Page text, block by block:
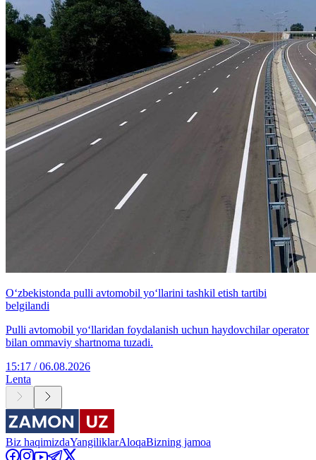
O‘zbekistonda pulli avtomobil yo‘llarini tashkil etish tartibi
belgilandi
Pulli avtomobil yo‘llaridan foydalanish uchun haydovchilar operator
bilan ommaviy shartnoma tuzadi.
15:17 / 06.08.2026
Lenta
Biz haqimizdaYangiliklarAloqaBizning jamoa